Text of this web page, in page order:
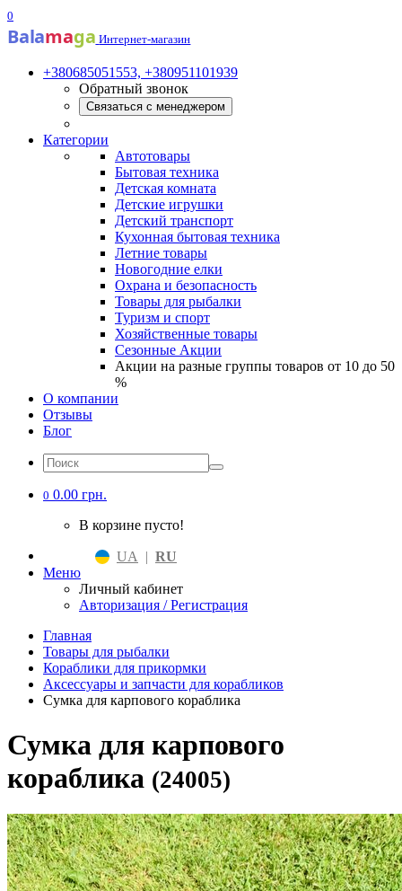
0
Balamaga Интернет-магазин
+380685051553, +380951101939
Обратный звонок
Связаться с менеджером
Категории
Автотовары
Бытовая техника
Детская комната
Детские игрушки
Детский транспорт
Кухонная бытовая техника
Летние товары
Новогодние елки
Охрана и безопасность
Товары для рыбалки
Туризм и спорт
Хозяйственные товары
Сезонные Акции
Акции на разные группы товаров от 10 до 50
%
О компании
Отзывы
Блог
0 0.00 грн.
В корзине пусто!
UA | RU
Меню
Личный кабинет
Авторизация / Регистрация
Главная
Товары для рыбалки
Кораблики для прикормки
Аксессуары и запчасти для корабликов
Сумка для карпового кораблика
Сумка для карпового
кораблика (24005)